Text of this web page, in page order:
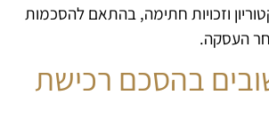
וזכויות חתימה, בהתאם להסכמות
העסקה.
בהסכם רכישת